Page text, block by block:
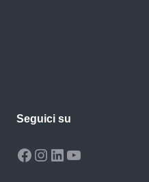
Seguici su
Facebook
Instagram
LinkedIn
YouTube